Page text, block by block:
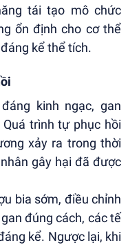
tái tạo mô chức
ổn định cho cơ thể
kể thể tích.
kinh ngạc, gan
trình tự phục hồi
xảy ra trong thời
gây hại đã được
bia sớm, điều chỉnh
đúng cách, các tế
kể. Ngược lại, khi